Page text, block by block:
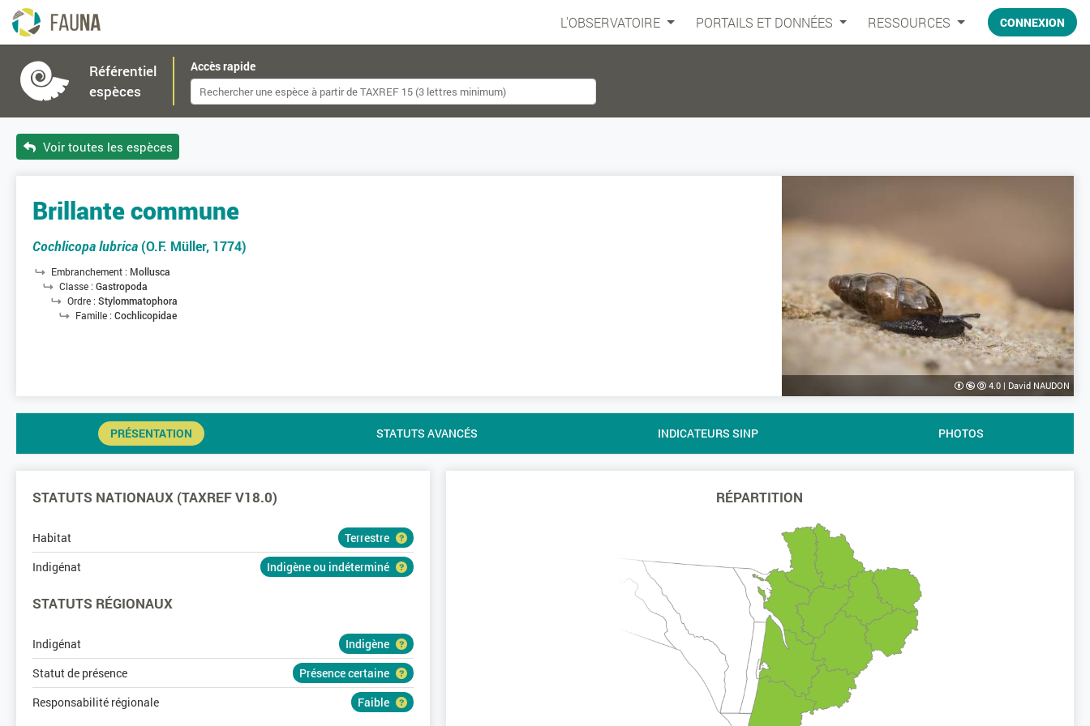
L'OBSERVATOIRE PORTAILS ET DONNÉES RESSOURCES CONNEXION
Référentiel
espèces
Accès rapide
Voir toutes les espèces
Brillante commune
Cochlicopa lubrica (O.F. Müller, 1774)
Embranchement : Mollusca
Classe : Gastropoda
Ordre : Stylommatophora
Famille : Cochlicopidae
4.0 | David NAUDON
PRÉSENTATION STATUTS AVANCÉS INDICATEURS SINP PHOTOS
RÉPARTITION
STATUTS NATIONAUX (TAXREF V18.0)
Habitat
Terrestre
Indigénat
Indigène ou indéterminé
STATUTS RÉGIONAUX
Indigénat
Indigène
Statut de présence
Présence certaine
Responsabilité régionale
Faible